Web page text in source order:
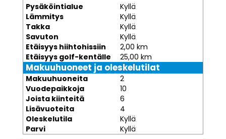
Pysäköintialue
Kyllä
Lämmitys
Kyllä
Takka
Kyllä
Savuton
Kyllä
Etäisyys hiihtohissiin
2,00 km
Etäisyys golf-kentälle
25,00 km
Makuuhuoneet ja oleskelutilat
Makuuhuoneita
2
Vuodepaikkoja
10
Joista kiinteitä
6
Lisävuoteita
4
Oleskelutila
Kyllä
Parvi
Kyllä